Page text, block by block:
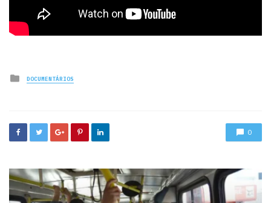
Posted
in
DOCUMENTÁRIOS
0